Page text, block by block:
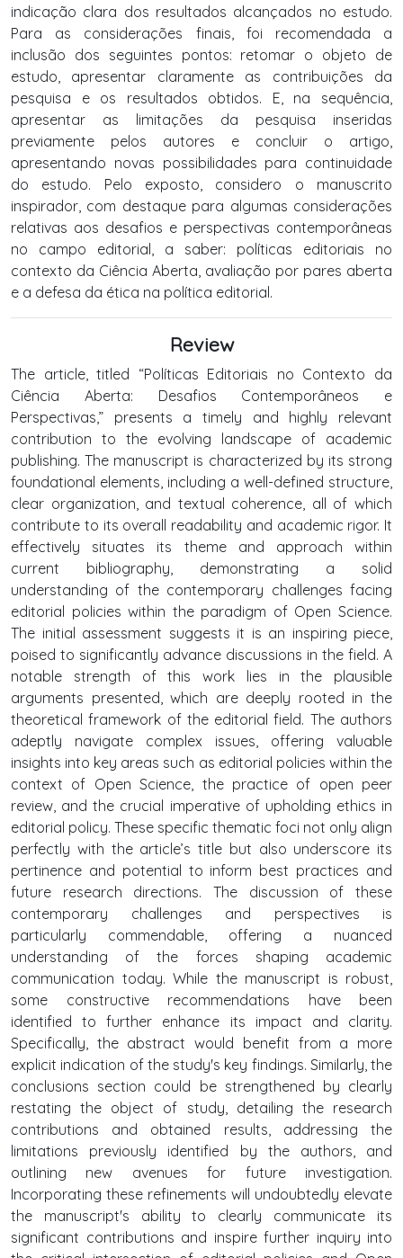
indicação clara dos resultados alcançados no estudo.
Para as considerações finais, foi recomendada a
inclusão dos seguintes pontos: retomar o objeto de
estudo, apresentar claramente as contribuições da
pesquisa e os resultados obtidos. E, na sequência,
apresentar as limitações da pesquisa inseridas
previamente pelos autores e concluir o artigo,
apresentando novas possibilidades para continuidade
do estudo. Pelo exposto, considero o manuscrito
inspirador, com destaque para algumas considerações
relativas aos desafios e perspectivas contemporâneas
no campo editorial, a saber: políticas editoriais no
contexto da Ciência Aberta, avaliação por pares aberta
e a defesa da ética na política editorial.
Review
The article, titled “Políticas Editoriais no Contexto da
Ciência Aberta: Desafios Contemporâneos e
Perspectivas,” presents a timely and highly relevant
contribution to the evolving landscape of academic
publishing. The manuscript is characterized by its strong
foundational elements, including a well-defined structure,
clear organization, and textual coherence, all of which
contribute to its overall readability and academic rigor. It
effectively situates its theme and approach within
current bibliography, demonstrating a solid
understanding of the contemporary challenges facing
editorial policies within the paradigm of Open Science.
The initial assessment suggests it is an inspiring piece,
poised to significantly advance discussions in the field. A
notable strength of this work lies in the plausible
arguments presented, which are deeply rooted in the
theoretical framework of the editorial field. The authors
adeptly navigate complex issues, offering valuable
insights into key areas such as editorial policies within the
context of Open Science, the practice of open peer
review, and the crucial imperative of upholding ethics in
editorial policy. These specific thematic foci not only align
perfectly with the article’s title but also underscore its
pertinence and potential to inform best practices and
future research directions. The discussion of these
contemporary challenges and perspectives is
particularly commendable, offering a nuanced
understanding of the forces shaping academic
communication today. While the manuscript is robust,
some constructive recommendations have been
identified to further enhance its impact and clarity.
Specifically, the abstract would benefit from a more
explicit indication of the study's key findings. Similarly, the
conclusions section could be strengthened by clearly
restating the object of study, detailing the research
contributions and obtained results, addressing the
limitations previously identified by the authors, and
outlining new avenues for future investigation.
Incorporating these refinements will undoubtedly elevate
the manuscript's ability to clearly communicate its
significant contributions and inspire further inquiry into